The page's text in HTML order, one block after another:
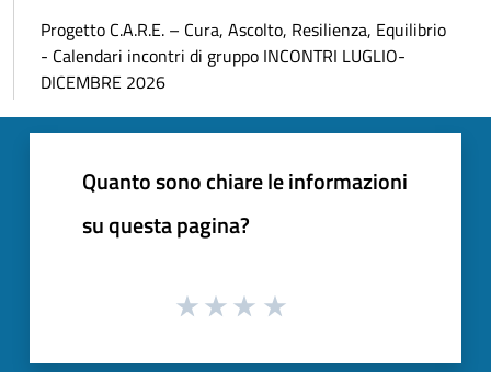
Progetto C.A.R.E. – Cura, Ascolto, Resilienza, Equilibrio
- Calendari incontri di gruppo INCONTRI LUGLIO-
DICEMBRE 2026
Quanto sono chiare le informazioni
su questa pagina?